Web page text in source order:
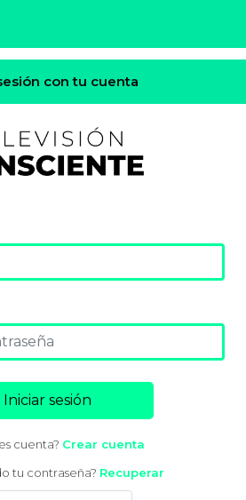
con tu cuenta
Iniciar sesión
cuenta? Crear cuenta
tu contraseña? Recuperar